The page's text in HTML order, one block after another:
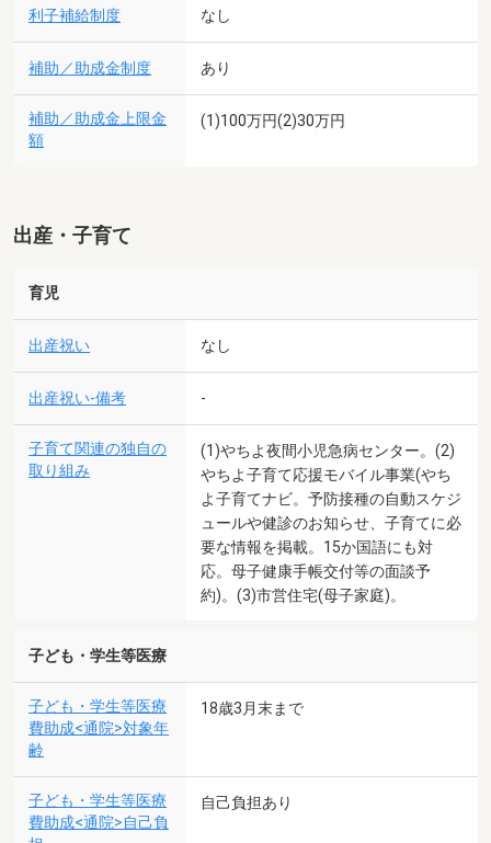
利子補給制度 なし
補助／助成金制度 あり
補助／助成金上限金
額
(1)100万円(2)30万円
出産・子育て
育児
出産祝い なし
出産祝い-備考 -
子育て関連の独自の
取り組み
(1)やちよ夜間小児急病センター。(2)
やちよ子育て応援モバイル事業(やち
よ子育てナビ。予防接種の自動スケジ
ュールや健診のお知らせ、子育てに必
要な情報を掲載。15か国語にも対
応。母子健康手帳交付等の面談予
約)。(3)市営住宅(母子家庭)。
子ども・学生等医療
子ども・学生等医療
費助成<通院>対象年
齢
18歳3月末まで
子ども・学生等医療
費助成<通院>自己負
自己負担あり